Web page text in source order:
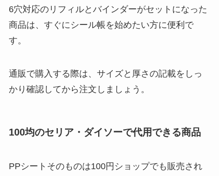
6穴対応のリフィルとバインダーがセットになった
商品は、すぐにシール帳を始めたい方に便利で
す。
通販で購入する際は、サイズと厚さの記載をしっ
かり確認してから注文しましょう。
100均のセリア・ダイソーで代用できる商品
PPシートそのものは100円ショップでも販売され